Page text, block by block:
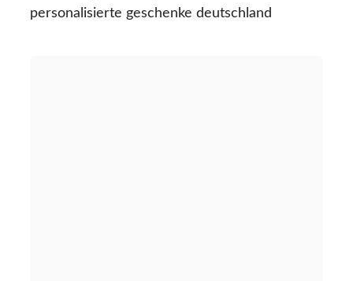
personalisierte geschenke deutschland